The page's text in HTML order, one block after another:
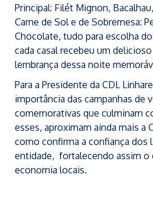
Principal: Filét Mignon,
Carne de Sol e de Sobremesa:
Chocolate, tudo para escolha
cada casal recebeu um
lembrança dessa noite
Para a Presidente da CDL
importância das campanhas de
comemorativas que culminam
esses, aproximam ainda mais a
como confirma a confiança dos
entidade, fortalecendo assim o
economia locais.